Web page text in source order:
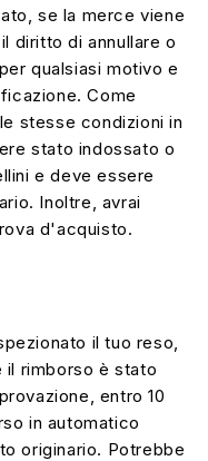
se la merce viene
diritto di annullare o
qualsiasi motivo e
Come
stesse condizioni in
stato indossato o
e deve essere
Inoltre, avrai
d'acquisto.
il tuo reso,
il rimborso è stato
entro 10
in automatico
originario. Potrebbe